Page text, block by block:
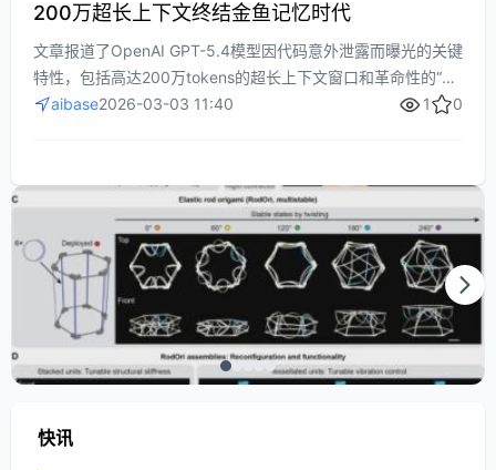
200万超长上下文终结金鱼记忆时代
文章报道了OpenAI GPT-5.4模型因代码意外泄露而曝光的关键
特性，包括高达200万tokens的超长上下文窗口和革命性的“状
态化AI”能力，旨在实现跨会话的记忆与工作流连续性，以及像
作模式。
aibase2026-03-03 11:40 1 0
快讯